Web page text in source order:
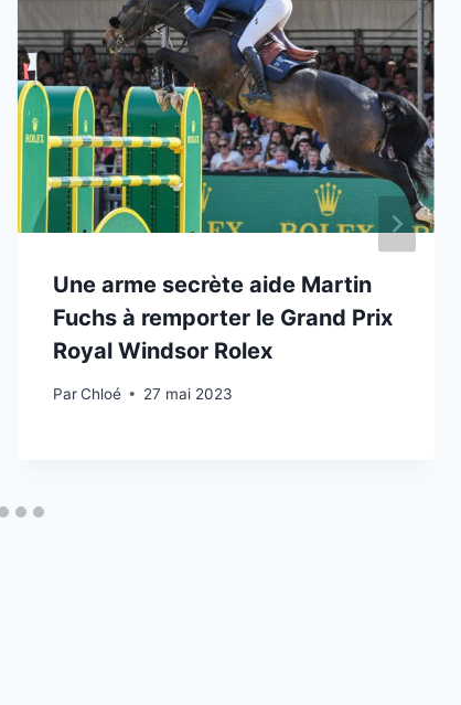
Une arme secrète aide Martin
Fuchs à remporter le Grand Prix
Royal Windsor Rolex
Par Chloé 27 mai 2023